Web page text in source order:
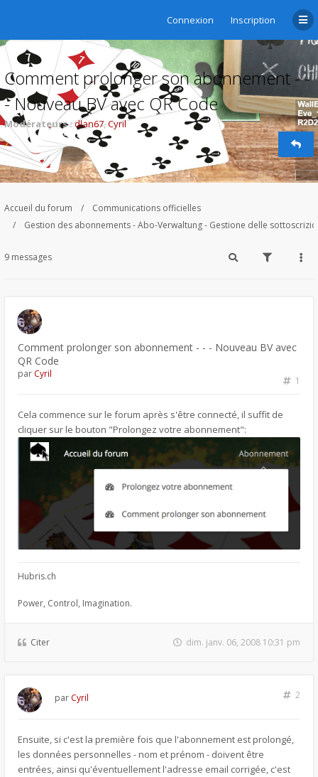
Connexion Inscription
Comment prolonger son abonnement - -
- Nouveau BV avec QR Code
Modérateurs :dlan67,Cyril
Accueil du forum
Communications officielles
Gestion des abonnements - Abo-Verwaltung - Gestione delle
9 messages
Comment prolonger son abonnement - - - Nouveau BV avec
QR Code
1
par Cyril
Cela commence sur le forum après s'être connecté, il suffit de
cliquer sur le bouton "Prolongez votre abonnement":
Hubris.ch
Power, Control, Imagination.
Citer dim. janv. 06, 2008 10:31 pm
2
par Cyril
Ensuite, si c'est la première fois que l'abonnement est prolongé,
les données personnelles - nom et prénom - doivent être
entrées, ainsi qu'éventuellement l'adresse email corrigée, c'est